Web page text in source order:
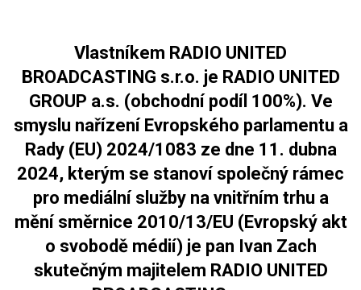
Vlastníkem RADIO UNITED
BROADCASTING s.r.o. je RADIO UNITED
GROUP a.s. (obchodní podíl 100%). Ve
smyslu nařízení Evropského parlamentu a
Rady (EU) 2024/1083 ze dne 11. dubna
2024, kterým se stanoví společný rámec
pro mediální služby na vnitřním trhu a
mění směrnice 2010/13/EU (Evropský akt
o svobodě médií) je pan Ivan Zach
skutečným majitelem RADIO UNITED